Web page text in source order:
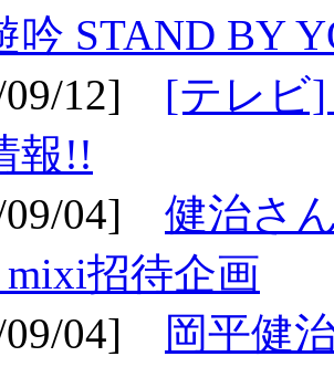
吟 STAND BY
09/12] [テレビ]
報!!
09/04] 健治さ
招待企画
09/04]
岡平健